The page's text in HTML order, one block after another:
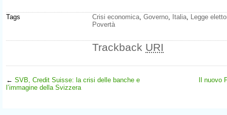
Tags Crisi economica Governo Italia
Legge
Povertà
Trackback URI
← SVB, Credit Suisse: la crisi delle banche e
l’immagine della Svizzera
Il nuovo